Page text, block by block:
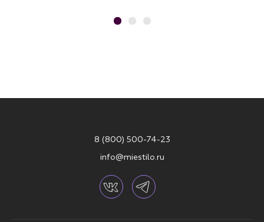
8 (800) 500-74-23
info@miestilo.ru